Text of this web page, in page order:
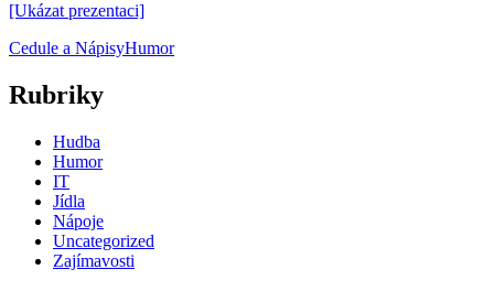
[Ukázat prezentaci]
Cedule a NápisyHumor
Rubriky
Hudba
Humor
IT
Jídla
Nápoje
Uncategorized
Zajímavosti